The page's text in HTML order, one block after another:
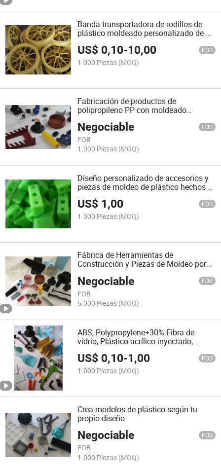
Banda transportadora de rodillos de
plástico moldeado personalizado de PA
PU PVC
US$ 0,10-10,00 FOB
1.000 Piezas (MOQ)
Fabricación de productos de
polipropileno PP con moldeado
Negociable FOB
FOB
1.000 Piezas (MOQ)
Diseño personalizado de accesorios y
piezas de moldeo de plástico hechos a
medida exportados a EE. UU., Reino
Unido, Canadá
US$ 1,00 FOB
1.000 Piezas (MOQ)
Fábrica de Herramientas de
Construcción y Piezas de Moldeo por
Negociable FOB
FOB
5.000 Piezas (MOQ)
ABS, Polypropylene+30% Fibra de
vidrio, Plástico acrílico inyectado,
Piezas de goma moldeadas
US$ 0,10-1,00 FOB
1.000 Piezas (MOQ)
Crea modelos de plástico según tu
propio diseño
Negociable FOB
FOB
1.000 Piezas (MOQ)